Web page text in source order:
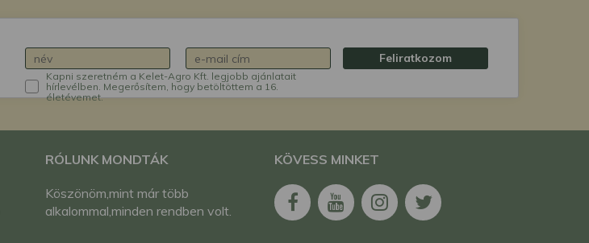
Kapni szeretném a Kelet-Agro Kft. legjobb ajánlatait
hírlevélben. Megerősítem, hogy betöltöttem a 16.
életévemet.
Feliratkozom
RÓLUNK MONDTÁK
Köszönöm,mint már több
alkalommal,minden rendben volt.
KÖVESS MINKET